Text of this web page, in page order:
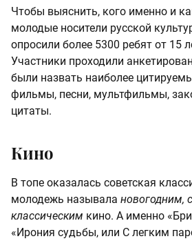
Чтобы выяснить, кого именно и
молодые носители русской
опросили более 5300 ребят от 15
Участники проходили
были назвать наиболее
фильмы, песни, мультфильмы,
цитаты.
Кино
В топе оказалась советская
молодежь называла новогодним,
классическим кино. А именно
«Ирония судьбы, или С легким